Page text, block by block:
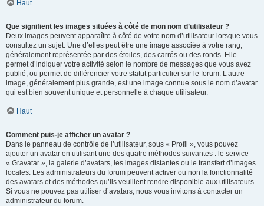
Haut
Que signifient les images situées à côté de mon nom d’utilisateur ?
Deux images peuvent apparaître à côté de votre nom d’utilisateur lorsque vous
consultez un sujet. Une d’elles peut être une image associée à votre rang,
généralement représentée par des étoiles, des carrés ou des ronds. Elle
permet d’indiquer votre activité selon le nombre de messages que vous avez
publié, ou permet de différencier votre statut particulier sur le forum. L’autre
image, généralement plus grande, est une image connue sous le nom d’avatar
qui est bien souvent unique et personnelle à chaque utilisateur.
Haut
Comment puis-je afficher un avatar ?
Dans le panneau de contrôle de l’utilisateur, sous « Profil », vous pouvez
ajouter un avatar en utilisant une des quatre méthodes suivantes : le service
« Gravatar », la galerie d’avatars, les images distantes ou le transfert d’images
locales. Les administrateurs du forum peuvent activer ou non la fonctionnalité
des avatars et des méthodes qu’ils veuillent rendre disponible aux utilisateurs.
Si vous ne pouvez pas utiliser d’avatars, nous vous invitons à contacter un
administrateur du forum.